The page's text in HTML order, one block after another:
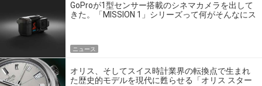
GoProが1型センサー搭載のシネマカメラを出して
きた。「MISSION 1」シリーズって何がそんなにス
ニュース
オリス、そしてスイス時計業界の転換点で生まれ
た歴史的モデルを現代に甦らせる「オリス スター